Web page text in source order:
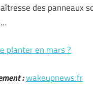
des panneaux
planter en mars ?
:wakeupnews.fr